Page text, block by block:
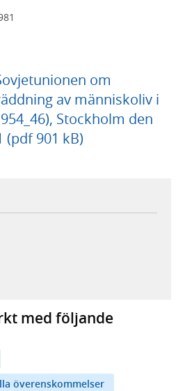
om
av människoliv i
Stockholm den
(pdf 901 kB)
i ny flik, extern webbplats,
extern webbplats,
i ny flik, extern webbplats,
e-postklient,
med följande
överenskommelser